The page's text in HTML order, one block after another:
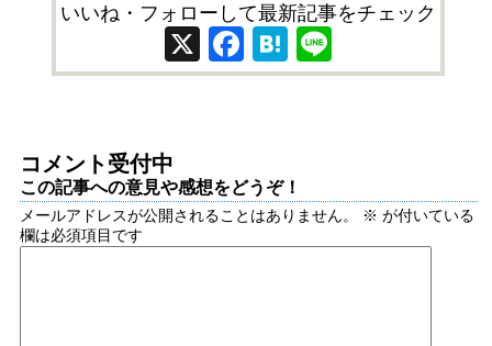
いいね・フォローして最新記事をチェック
X Facebook
Hatena
コメント受付中
この記事への意見や感想をどうぞ！
メールアドレスが公開されることはありません。 ※ が付いている
欄は必須項目です